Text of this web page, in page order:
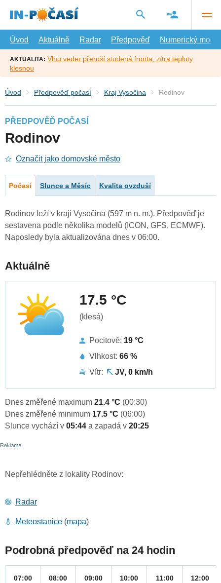
hlavní
Úvod
Aktuálně Radar Předpověď Numerický model
AKTUALITA: Vlnu veder přeruší studená fronta, zítra teploty
klesnou
Úvod Předpověď počasí Kraj Vysočina Rodinov
PŘEDPOVĚĎ POČASÍ
Rodinov
Označit jako domovské město
Počasí Slunce a Měsíc Kvalita ovzduší
Rodinov leží v kraji Vysočina (597 m n. m.). Předpověď je
sestavena podle několika modelů (ICON, GFS, ECMWF).
Naposledy byla aktualizována dnes v 06:00.
Aktuálně
17.5 °C
(klesá)
Pocitově: 19 °C
Vlhkost: 66 %
Vítr:
JV, 0 km/h
Dnes změřené maximum 21.4 °C (00:30)
Dnes změřené minimum 17.5 °C (06:00)
Slunce vychází v 05:44 a zapadá v 20:25
Nepřehlédněte z lokality Rodinov:
Radar
Meteostanice (mapa)
Podrobná předpověď na 24 hodin
07:00 08:00 09:00 10:00 11:00 12:00